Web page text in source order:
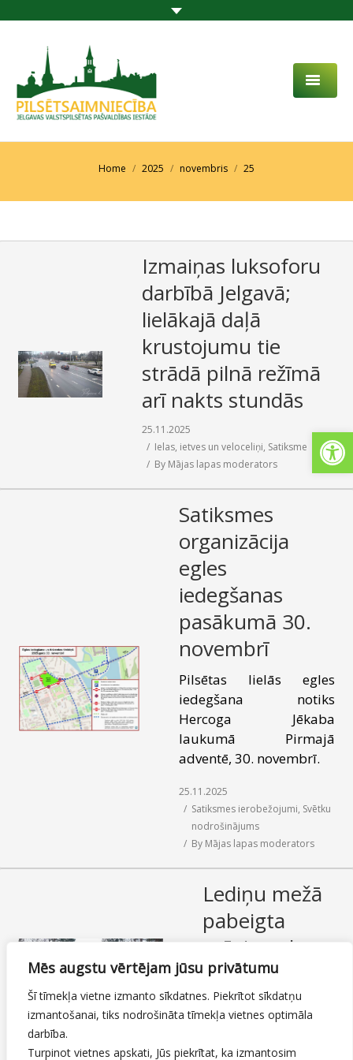
Mēs augstu vērtējam jūsu privātumu
Šī tīmekļa vietne izmanto sīkdatnes. Piekrītot sīkdatņu
izmantošanai, tiks nodrošināta tīmekļa vietnes optimāla
darbība.
Turpinot vietnes apskati, Jūs piekrītat, ka izmantosim
PAR MUMS
PAKALPOJUMI
SABIEDRĪBAS LĪDZDALĪBA
KONTAKTI
SAZIŅA
Home 2025 novembris 25
Izmaiņas luksoforu
darbībā Jelgavā;
lielākajā daļā
krustojumu tie
strādā pilnā režīmā
arī nakts stundās
25.11.2025
Ielas, ietves un veloceliņi, Satiksme
By Mājas lapas moderators
Satiksmes
organizācija
egles
iedegšanas
pasākumā 30.
novembrī
Pilsētas lielās egles
iedegšana notiks
Hercoga Jēkaba
laukumā Pirmajā
adventē, 30. novembrī.
25.11.2025
Satiksmes ierobežojumi, Svētku
nodrošinājums
By Mājas lapas moderators
Lediņu mežā
pabeigta
grāvja gultnes
pārtīrīšana
25.11.2025
Hidrotehniskās būves
ByMājas lapas